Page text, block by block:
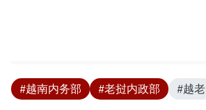
#越南内务部 #老挝内政部 #越老